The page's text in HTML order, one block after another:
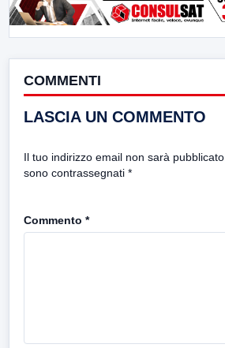
COMMENTI
LASCIA UN COMMENTO
Il tuo indirizzo email non sarà pubblicato.
sono contrassegnati *
Commento *